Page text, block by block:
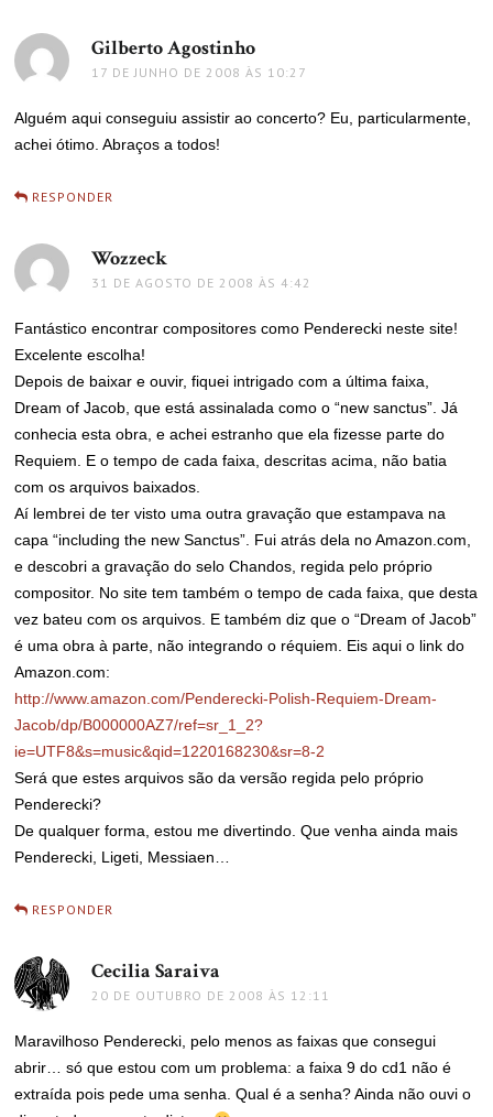
Gilberto Agostinho
17 DE JUNHO DE 2008 ÀS 10:27
Alguém aqui conseguiu assistir ao concerto? Eu, particularmente,
achei ótimo. Abraços a todos!
RESPONDER
Wozzeck
31 DE AGOSTO DE 2008 ÀS 4:42
Fantástico encontrar compositores como Penderecki neste site!
Excelente escolha!
Depois de baixar e ouvir, fiquei intrigado com a última faixa,
Dream of Jacob, que está assinalada como o “new sanctus”. Já
conhecia esta obra, e achei estranho que ela fizesse parte do
Requiem. E o tempo de cada faixa, descritas acima, não batia
com os arquivos baixados.
Aí lembrei de ter visto uma outra gravação que estampava na
capa “including the new Sanctus”. Fui atrás dela no Amazon.com,
e descobri a gravação do selo Chandos, regida pelo próprio
compositor. No site tem também o tempo de cada faixa, que desta
vez bateu com os arquivos. E também diz que o “Dream of Jacob”
é uma obra à parte, não integrando o réquiem. Eis aqui o link do
Amazon.com:
http://www.amazon.com/Penderecki-Polish-Requiem-Dream-
Jacob/dp/B000000AZ7/ref=sr_1_2?
ie=UTF8&s=music&qid=1220168230&sr=8-2
Será que estes arquivos são da versão regida pelo próprio
Penderecki?
De qualquer forma, estou me divertindo. Que venha ainda mais
Penderecki, Ligeti, Messiaen…
RESPONDER
Cecilia Saraiva
20 DE OUTUBRO DE 2008 ÀS 12:11
Maravilhoso Penderecki, pelo menos as faixas que consegui
abrir… só que estou com um problema: a faixa 9 do cd1 não é
extraída pois pede uma senha. Qual é a senha? Ainda não ouvi o